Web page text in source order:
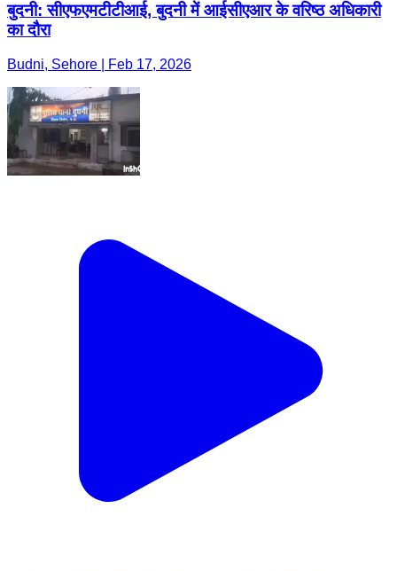
बुदनी: सीएफएमटीटीआई, बुदनी में आईसीएआर के वरिष्ठ अधिकारी
का दौरा
Budni, Sehore | Feb 17, 2026